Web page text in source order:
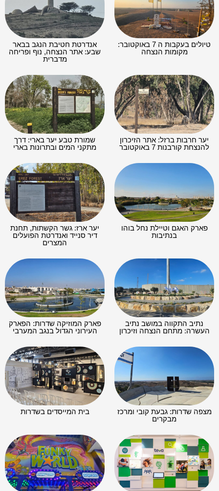
טיולים בעקבות ה 7 באוקטובר:
מקומות הנצחה
אנדרטת חטיבת הנגב בבאר
שבע: אתר הנצחה, נוף ופריחה
מדברית
יער חרבות ברזל: אתר הזיכרון
להנצחת קורבנות 7 באוקטובר
שמורת טבע יער בארי: דרך
מתקני המים ובתרונות בארי
פארק האגם וטיילת נחל בוהו
בנתיבות
יער ארז: גשר הקשתות, תחנת
דיר סנייד ואנדרטת הפועלים
המצרים
נתיב התקווה במושב נתיב
העשרה: מתחם הנצחה וזיכרון
פארק המוזיקה שדרות: הפארק
העירוני הגדול בנגב המערבי
מצפה שדרות: גבעת קובי ומרכז
מבקרים
בית המייסדים בשדרות